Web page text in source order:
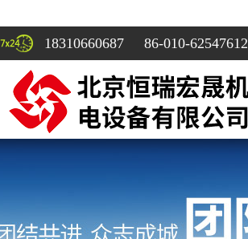
18310660687 86-010-62547612